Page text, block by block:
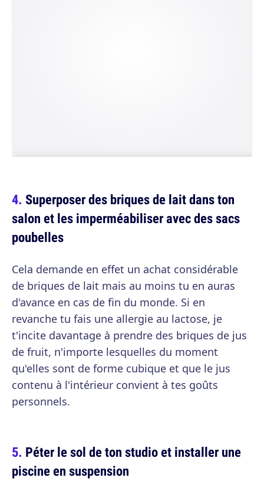
Superposer des briques de lait dans ton
salon et les imperméabiliser avec des sacs
poubelles
Cela demande en effet un achat considérable
de briques de lait mais au moins tu en auras
d'avance en cas de fin du monde. Si en
revanche tu fais une allergie au lactose, je
t'incite davantage à prendre des briques de jus
de fruit, n'importe lesquelles du moment
qu'elles sont de forme cubique et que le jus
contenu à l'intérieur convient à tes goûts
personnels.
Péter le sol de ton studio et installer une
piscine en suspension